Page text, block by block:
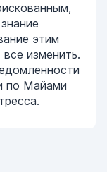
этим
изменить.
по Майами